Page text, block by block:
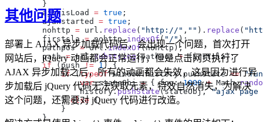
        ajaxisLoad
= true
        ajaxstarted
= true
        nohttp
= url. replace ( "http://" , "" ). replace (
        firstsla
= nohttp.indexOf("/"
        pathpos
= url.indexOf
        path
= url.substring(pathpos +
        if
(push != 1
            if
(typeof window.history.pushState ==
                var
stateObj = { foo: 1000 + Math.
                history.
pushState(stateObj, "ajax
            }
else
其他问题
部署上 AJAX 异步加载代码后，会出现一个问题，首次打开
网站后，jQuery 动画都会正常运行，但是点击网页执行了
AJAX 异步加载之后，所有的动画都会失效，这是因为进行异
步加载后 jQuery 代码无法获取元素，特效自然消失，为解决
这个问题，还需要对 jQuery 代码进行改造。